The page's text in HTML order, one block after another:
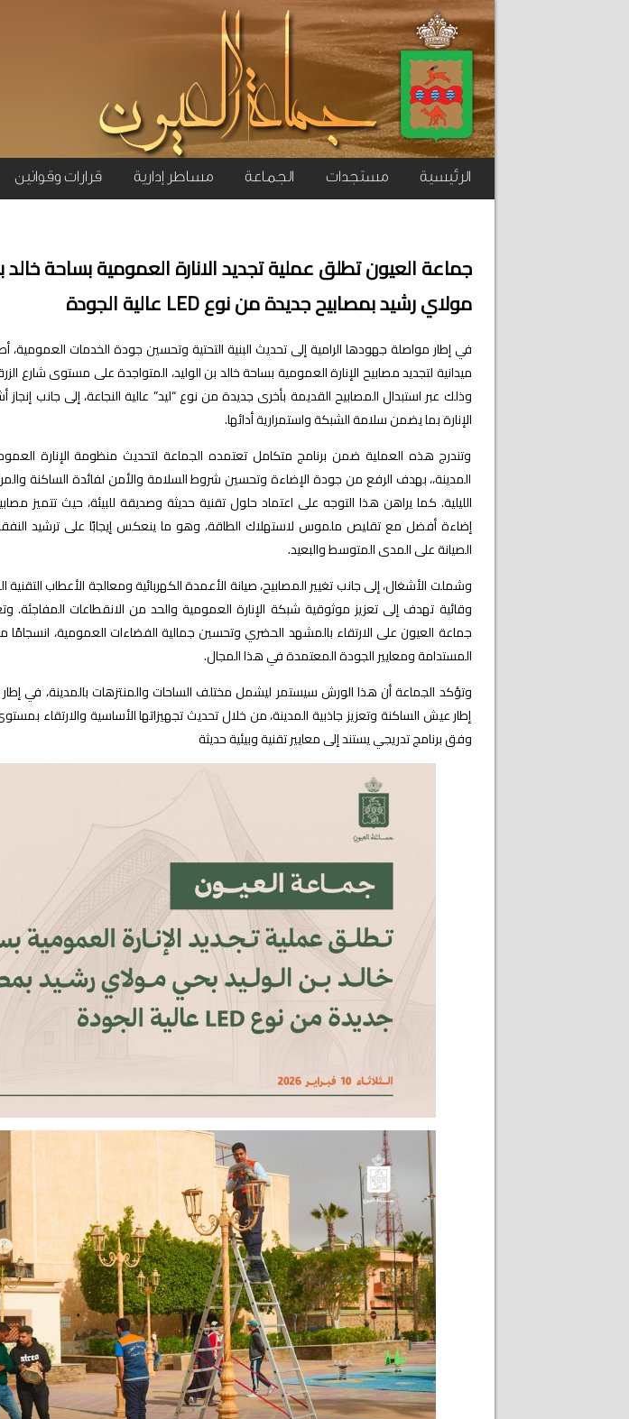
الرئيسية مستجدات الجماعة مساطر إدارية قرارات وقوانين
جماعة العيون تطلق عملية تجديد الانارة العمومية بساحة خالد
مولاي رشيد بمصابيح جديدة من نوع LED عالية الجودة
في إطار مواصلة جهودها الرامية إلى تحديث البنية التحتية وتحسين جودة الخدمات
ميدانية لتجديد مصابيح الإنارة العمومية بساحة خالد بن الوليد، المتواجدة على مستوى شارع
وذلك عبر استبدال المصابيح القديمة بأخرى جديدة من نوع “ليد” عالية النجاعة، إلى جانب
الإنارة بما يضمن سلامة الشبكة واستمرارية أدائها.
وتندرج هذه العملية ضمن برنامج متكامل تعتمده الجماعة لتحديث منظومة الإنارة
المدينة،، بهدف الرفع من جودة الإضاءة وتحسين شروط السلامة والأمن لفائدة الساكنة
الليلية. كما يراهن هذا التوجه على اعتماد حلول تقنية حديثة وصديقة للبيئة، حيث تتميز
إضاءة أفضل مع تقليص ملموس لاستهلاك الطاقة، وهو ما ينعكس إيجابًا على ترشيد
الصيانة على المدى المتوسط والبعيد.
وشملت الأشغال، إلى جانب تغيير المصابيح، صيانة الأعمدة الكهربائية ومعالجة الأعطاب التقنية
وقائية تهدف إلى تعزيز موثوقية شبكة الإنارة العمومية والحد من الانقطاعات
جماعة العيون على الارتقاء بالمشهد الحضري وتحسين جمالية الفضاءات العمومية، انسجامًا
المستدامة ومعايير الجودة المعتمدة في هذا المجال.
وتؤكد الجماعة أن هذا الورش سيستمر ليشمل مختلف الساحات والمنتزهات بالمدينة، في
إطار عيش الساكنة وتعزيز جاذبية المدينة، من خلال تحديث تجهيزاتها الأساسية والارتقاء
وفق برنامج تدريجي يستند إلى معايير تقنية وبيئية حديثة